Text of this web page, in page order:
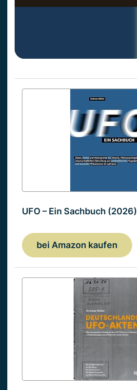
UFO – Ein Sachbuch (2026)
bei Amazon kaufen